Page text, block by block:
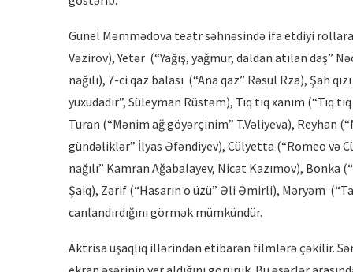
Günel Məmmədova teatr səhnəsində ifa etdiyi
Vəzirov), Yetər (“Yağış, yağmur, daldan atılan daş”
nağılı), 7-ci qaz balası (“Ana qaz” Rəsul Rza), Şah
yuxudadır”, Süleyman Rüstəm), Tıq tıq xanım (“Tıq
Turan (“Mənim ağ göyərçinim” T.Vəliyeva), Reyhan
gündəliklər” İlyas Əfəndiyev), Cülyetta (“Romeo və
nağılı” Kamran Ağabalayev, Nicat Kazımov), Bonka
Şaiq), Zərif (“Hasarın o üzü” Əli Əmirli), Məryəm
canlandırdığını görmək mümkündür.
Aktrisa uşaqlıq illərindən etibarən filmlərə çəkilir.